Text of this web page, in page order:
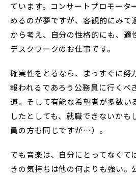
ています。コンサートプロモータ
めるのが夢ですが、客観的にみて
から考え、自分の性格的にも、適
デスクワークのお仕事です。
確実性をとるなら、まっすぐに努
報われるであろう公務員に行くべ
道。そして有能な希望者が多数
したとしても、就職できないかも
員の方も同じですが…）。
でも音楽は、自分にとってなくて
きの気持ちは他の何よりも強い。